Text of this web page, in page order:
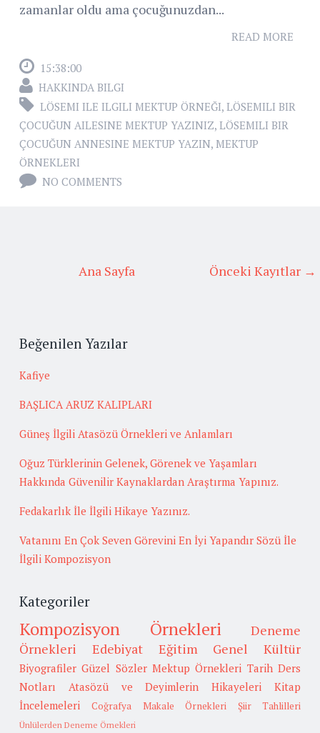
zamanlar oldu ama çocuğunuzdan...
READ MORE
15:38:00
HAKKINDA BILGI
LÖSEMI ILE ILGILI MEKTUP ÖRNEĞI, LÖSEMILI BIR
ÇOCUĞUN AILESINE MEKTUP YAZINIZ, LÖSEMILI BIR
ÇOCUĞUN ANNESINE MEKTUP YAZIN, MEKTUP
ÖRNEKLERI
NO COMMENTS
Önceki Kayıtlar →
Ana Sayfa
Beğenilen Yazılar
Kafiye
BAŞLICA ARUZ KALIPLARI
Güneş İlgili Atasözü Örnekleri ve Anlamları
Oğuz Türklerinin Gelenek, Görenek ve Yaşamları
Hakkında Güvenilir Kaynaklardan Araştırma Yapınız.
Fedakarlık İle İlgili Hikaye Yazınız.
Vatanını En Çok Seven Görevini En İyi Yapandır Sözü İle
İlgili Kompozisyon
Kategoriler
Kompozisyon Örnekleri
Deneme
Örnekleri
Edebiyat Eğitim Genel Kültür
Biyografiler Güzel Sözler Mektup Örnekleri Tarih Ders
Notları
Atasözü ve Deyimlerin Hikayeleri
Kitap
İncelemeleri
Coğrafya Makale Örnekleri Şiir Tahlilleri
Ünlülerden Deneme Örnekleri